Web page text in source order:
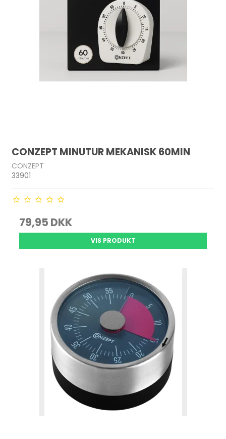
CONZEPT MINUTUR MEKANISK 60MIN
CONZEPT
33901
79,95 DKK
VIS PRODUKT